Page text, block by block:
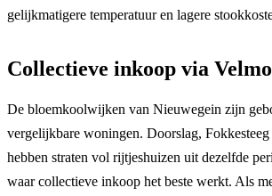
gelijkmatigere temperatuur en lagere
Collectieve inkoop via
De bloemkoolwijken van Nieuwegein zijn
vergelijkbare woningen. Doorslag,
hebben straten vol rijtjeshuizen uit dezelfde
waar collectieve inkoop het beste werkt. Als